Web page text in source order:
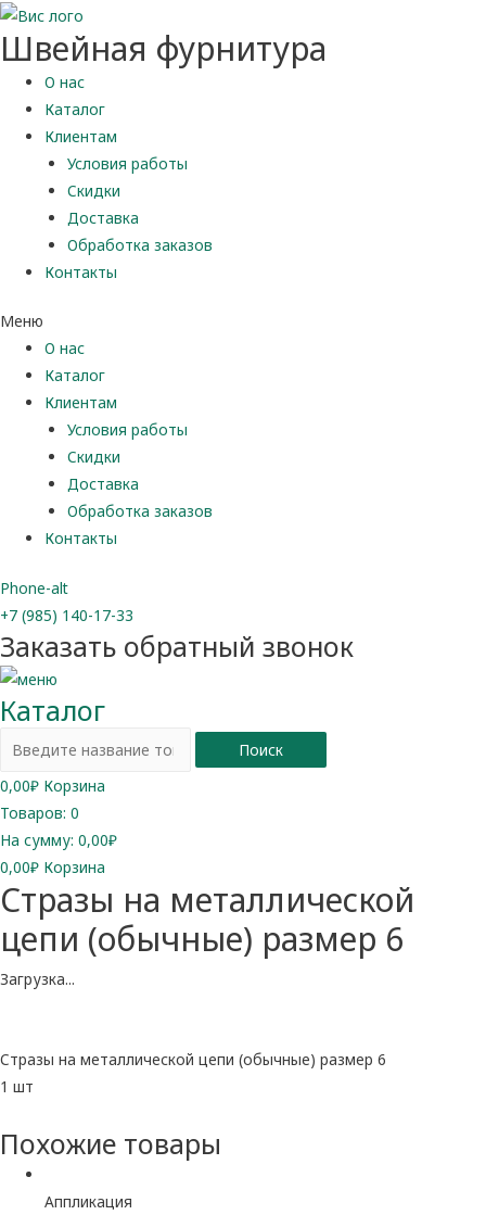
Швейная фурнитура
О нас
Каталог
Клиентам
Условия работы
Скидки
Доставка
Обработка заказов
Контакты
Меню
О нас
Каталог
Клиентам
Условия работы
Скидки
Доставка
Обработка заказов
Контакты
Phone-alt
+7 (985) 140-17-33
Заказать обратный звонок
Каталог
Поиск
0,00₽ Корзина
Товаров: 0
На сумму: 0,00₽
0,00₽ Корзина
Стразы на металлической
цепи (обычные) размер 6
Загрузка...
Стразы на металлической цепи (обычные) размер 6
1 шт
Похожие товары
Аппликация